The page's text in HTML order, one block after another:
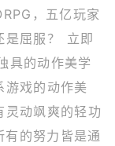
，五亿玩家
是屈服？ 立即
具的动作美学
游戏的动作美
灵动飒爽的轻功
的努力皆是通